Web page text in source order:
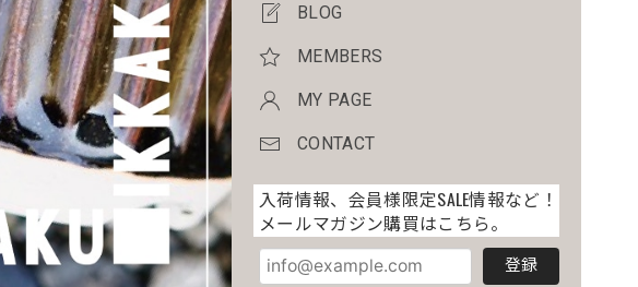
BLOG
MEMBERS
MY PAGE
CONTACT
入荷情報、会員様限定SALE情報など！
メールマガジン購買はこちら。
登録